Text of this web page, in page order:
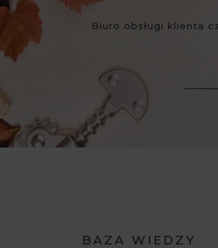
Biuro obsługi klienta
BAZA WIEDZY